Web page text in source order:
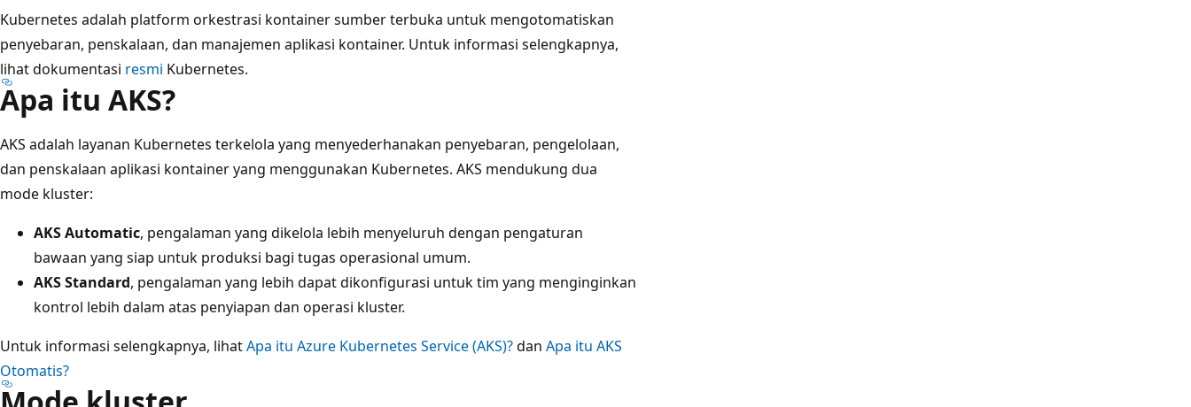
Kubernetes adalah platform orkestrasi kontainer sumber terbuka untuk mengotomatiskan
penyebaran, penskalaan, dan manajemen aplikasi kontainer. Untuk informasi selengkapnya,
lihat dokumentasi resmi Kubernetes.
Apa itu AKS?
AKS adalah layanan Kubernetes terkelola yang menyederhanakan penyebaran, pengelolaan,
dan penskalaan aplikasi kontainer yang menggunakan Kubernetes. AKS mendukung dua
mode kluster:
AKS Automatic, pengalaman yang dikelola lebih menyeluruh dengan pengaturan
bawaan yang siap untuk produksi bagi tugas operasional umum.
AKS Standard, pengalaman yang lebih dapat dikonfigurasi untuk tim yang menginginkan
kontrol lebih dalam atas penyiapan dan operasi kluster.
Untuk informasi selengkapnya, lihatApa itu Azure Kubernetes Service (AKS)?dan Apa itu AKS
Otomatis?